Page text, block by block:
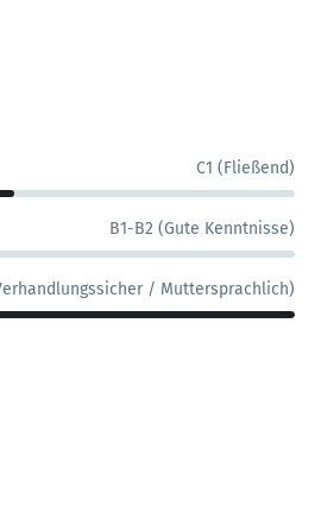
C1 (Fließend)
B1-B2 (Gute Kenntnisse)
/ Muttersprachlich)